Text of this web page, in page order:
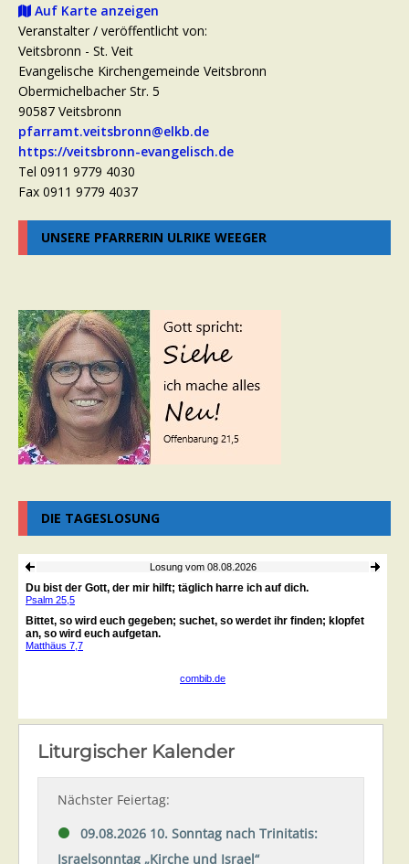
Auf Karte anzeigen
Veranstalter / veröffentlicht von:
Veitsbronn - St. Veit
Evangelische Kirchengemeinde Veitsbronn
Obermichelbacher Str. 5
90587 Veitsbronn
pfarramt.veitsbronn@elkb.de
https://veitsbronn-evangelisch.de
Tel 0911 9779 4030
Fax 0911 9779 4037
UNSERE PFARRERIN ULRIKE WEEGER
DIE TAGESLOSUNG